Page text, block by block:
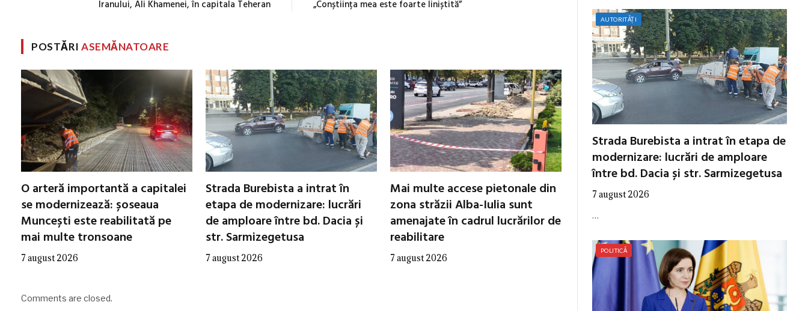
Iranului, Ali Khamenei, în capitala Teheran
„Conștiința mea este foarte liniștită”
POSTĂRIASEMĂNATOARE
O arteră importantă a capitalei
se modernizează: șoseaua
Muncești este reabilitată pe
mai multe tronsoane
7 august 2026
Strada Burebista a intrat în
etapa de modernizare: lucrări
de amploare între bd. Dacia și
str. Sarmizegetusa
7 august 2026
Mai multe accese pietonale din
zona străzii Alba-Iulia sunt
amenajate în cadrul lucrărilor de
reabilitare
7 august 2026
Comments are closed.
AUTORITĂȚI
Strada Burebista a intrat în etapa de
modernizare: lucrări de amploare
între bd. Dacia și str. Sarmizegetusa
7 august 2026
…
POLITICĂ